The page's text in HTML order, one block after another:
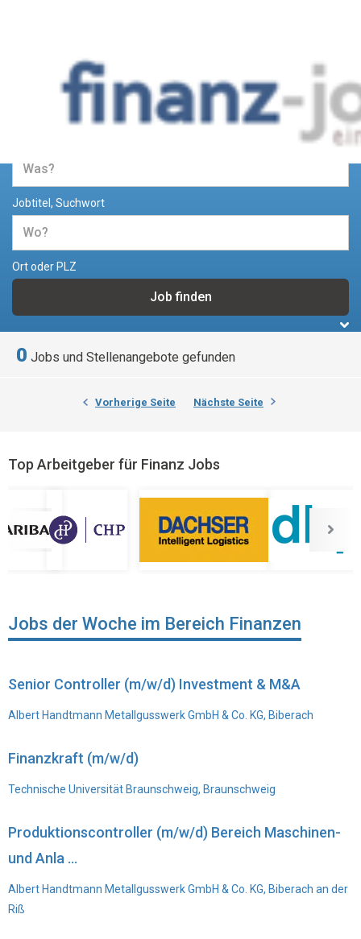
Jobs und Stellenangebote im
Bereich Finanzen
Jobtitel, Suchwort
Ort oder PLZ
0 Jobs und Stellenangebote gefunden
Vorherige Seite Nächste Seite
Top Arbeitgeber für Finanz Jobs
Jobs der Woche im Bereich Finanzen
Senior Controller (m/w/d) Investment & M&A
Albert Handtmann Metallgusswerk GmbH & Co. KG, Biberach
Finanzkraft (m/w/d)
Technische Universität Braunschweig, Braunschweig
Produktionscontroller (m/w/d) Bereich Maschinen-
und Anla ...
Albert Handtmann Metallgusswerk GmbH & Co. KG, Biberach an der
Riß